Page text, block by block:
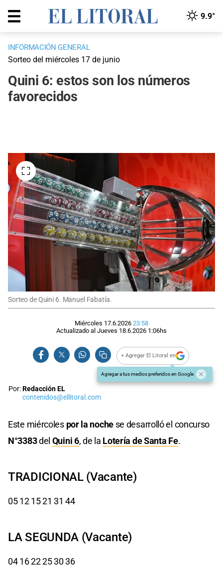
9.9°
INFORMACIÓN GENERAL
Sorteo del miércoles 17 de junio
Quini 6: estos son los números
favorecidos
Sorteo de Quini 6. Manuel Fabatía.
Miércoles 17.6.2026 23:58
Actualizado al Jueves 18.6.2026 1:06hs
+ Agregar El Litoral en
Agregar a tus medios preferidos en Google
Por:Redacción EL
contenidos@ellitoral.com
Este miércoles por la nochese desarrolló el concurso
N°3383del Quini 6, de la Lotería de Santa Fe.
TRADICIONAL (Vacante)
05 12 15 21 31 44
LA SEGUNDA (Vacante)
04 16 22 25 30 36